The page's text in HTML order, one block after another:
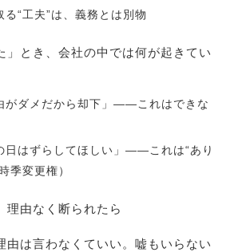
る“工夫”は、義務とは別物
」とき、会社の中では何が起きてい
がダメだから却下」——これはできな
はずらしてほしい」——これは“あり
季変更権）
理由なく断られたら
由は言わなくていい。嘘もいらない